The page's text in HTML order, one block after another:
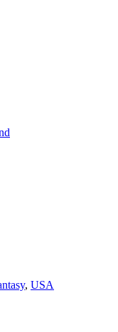
, USA